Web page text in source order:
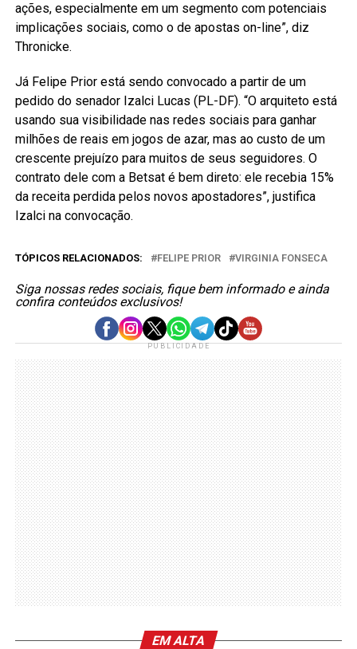
ações, especialmente em um segmento com potenciais
implicações sociais, como o de apostas on-line”, diz
Thronicke.
Já Felipe Prior está sendo convocado a partir de um
pedido do senador Izalci Lucas (PL-DF). “O arquiteto está
usando sua visibilidade nas redes sociais para ganhar
milhões de reais em jogos de azar, mas ao custo de um
crescente prejuízo para muitos de seus seguidores. O
contrato dele com a Betsat é bem direto: ele recebia 15%
da receita perdida pelos novos apostadores”, justifica
Izalci na convocação.
TÓPICOS RELACIONADOS: FELIPE PRIOR VIRGINIA FONSECA
Siga nossas redes sociais, fique bem informado e ainda
confira conteúdos exclusivos!
PUBLICIDADE
EM ALTA